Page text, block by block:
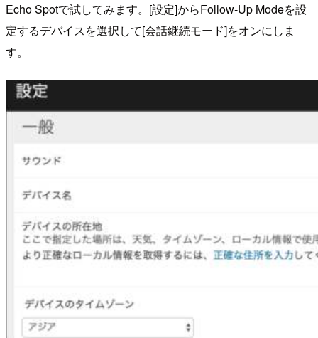
Echo Spotで試してみます。[設定]からFollow-Up Modeを設
定するデバイスを選択して[会話継続モード]をオンにしま
す。